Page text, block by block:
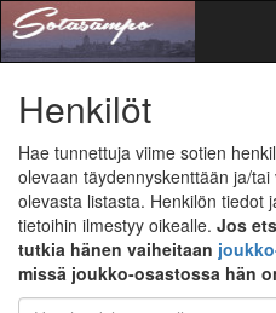
Henkilöt
Hae tunnettuja viime sotien
olevaan täydennyskenttään ja/
olevasta listasta. Henkilön tiedot
tietoihin ilmestyy oikealle. Jos
tutkia hänen vaiheitaan
missä joukko-osastossa hän